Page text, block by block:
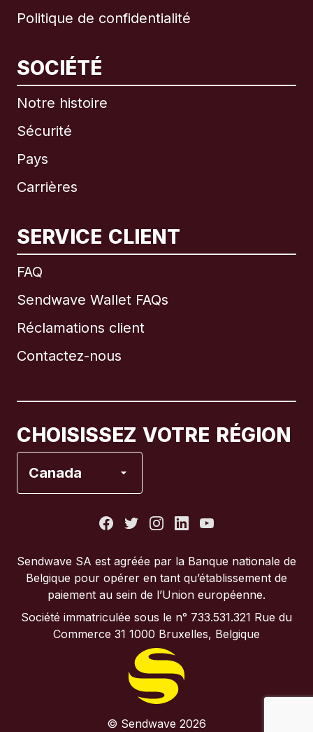
Politique de confidentialité
SOCIÉTÉ
Notre histoire
Sécurité
Pays
Carrières
SERVICE CLIENT
FAQ
Sendwave Wallet FAQs
Réclamations client
Contactez-nous
CHOISISSEZ VOTRE RÉGION
Canada
International English
Brésil
Italie
Portugal
Royaume-Uni
Sendwave SA est agréée par la Banque nationale de
Belgique pour opérer en tant qu’établissement de
paiement au sein de l’Union européenne.
Société immatriculée sous le n° 733.531.321 Rue du
Commerce 31 1000 Bruxelles, Belgique
© Sendwave 2026